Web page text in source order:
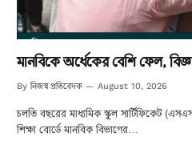
মানবিকে অর্ধেকের বেশি ফেল,
By নিজস্ব প্রতিবেদক August 10, 2026
চলতি বছরের মাধ্যমিক স্কুল সার্টিফিকেট
শিক্ষা বোর্ডে মানবিক বিভাগের…